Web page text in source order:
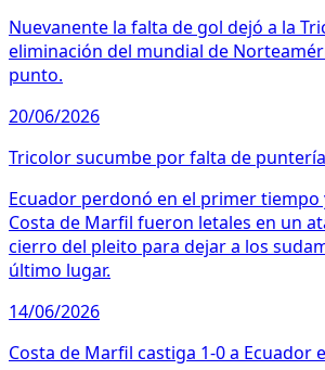
Nuevanente la falta de gol dejó a la
eliminación del mundial de
punto.
20/06/2026
Tricolor sucumbe por falta de puntería
Ecuador perdonó en el primer tiempo
Costa de Marfil fueron letales en un
cierro del pleito para dejar a los
último lugar.
14/06/2026
Costa de Marfil castiga 1-0 a Ecuador